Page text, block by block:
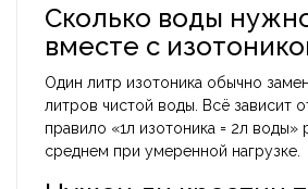
Сколько воды
вместе с
Один литр изотоника обычно
литров чистой воды. Всё зависит
правило «1л изотоника = 2л воды»
среднем при умеренной нагрузке.